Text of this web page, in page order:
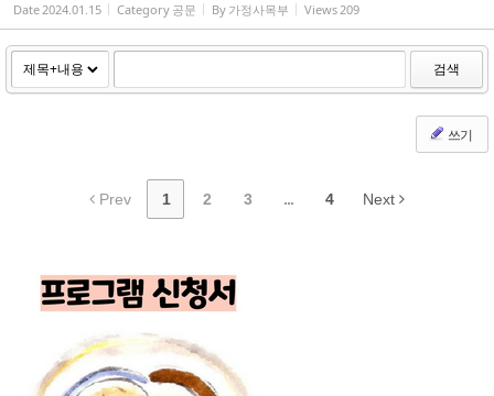
Date2024.01.15 Category 공문 By 가정사목부 Views209
검색
쓰기
Prev 1 2 3 ... 4 Next